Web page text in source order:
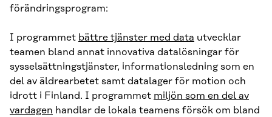
förändringsprogram:
I programmet bättre tjänster med data utvecklar
teamen bland annat innovativa datalösningar för
sysselsättningstjänster, informationsledning som en
del av äldrearbetet samt datalager för motion och
idrott i Finland. I programmet miljön som en del av
vardagen handlar de lokala teamens försök om bland